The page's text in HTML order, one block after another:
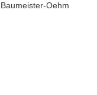
Baumeister-Oehm